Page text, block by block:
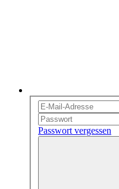
Passwort vergessen